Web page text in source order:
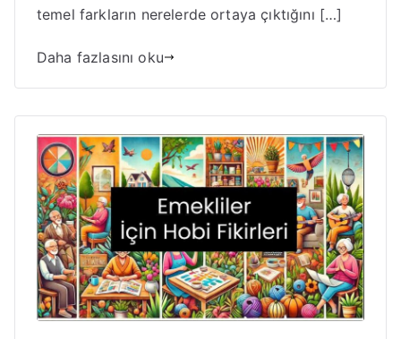
temel farkların nerelerde ortaya çıktığını […]
Daha fazlasını oku